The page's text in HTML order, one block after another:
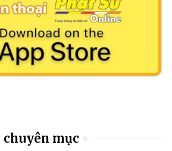
mục